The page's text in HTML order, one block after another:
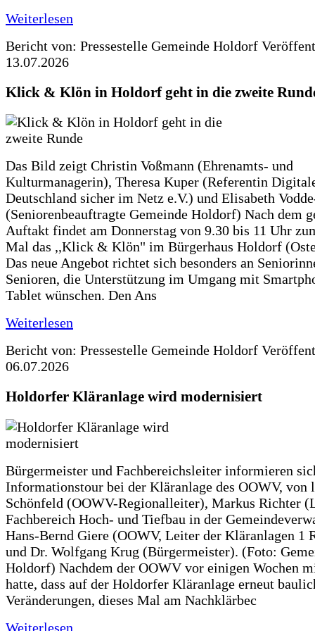
Weiterlesen
Bericht von: Pressestelle Gemeinde Holdorf
13.07.2026
Klick & Klön in Holdorf geht in die zweite
Das Bild zeigt Christin Voßmann (Ehrenamts- und
Kulturmanagerin), Theresa Kuper (Referentin
Deutschland sicher im Netz e.V.) und Elisabeth
(Seniorenbeauftragte Gemeinde Holdorf) Nach dem
Auftakt findet am Donnerstag von 9.30 bis 11 Uhr
Mal das ,,Klick & Klön" im Bürgerhaus Holdorf
Das neue Angebot richtet sich besonders an
Senioren, die Unterstützung im Umgang mit
Tablet wünschen. Den Ans
Weiterlesen
Bericht von: Pressestelle Gemeinde Holdorf
06.07.2026
Holdorfer Kläranlage wird modernisiert
Bürgermeister und Fachbereichsleiter informieren
Informationstour bei der Kläranlage des OOWV, von
Schönfeld (OOWV-Regionalleiter), Markus Richter
Fachbereich Hoch- und Tiefbau in der
Hans-Bernd Giere (OOWV, Leiter der Kläranlagen 1
und Dr. Wolfgang Krug (Bürgermeister). (Foto:
Holdorf) Nachdem der OOWV vor einigen Wochen
hatte, dass auf der Holdorfer Kläranlage erneut
Veränderungen, dieses Mal am Nachklärbec
Weiterlesen